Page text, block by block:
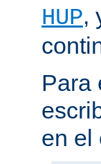
HUP,
Para
en el